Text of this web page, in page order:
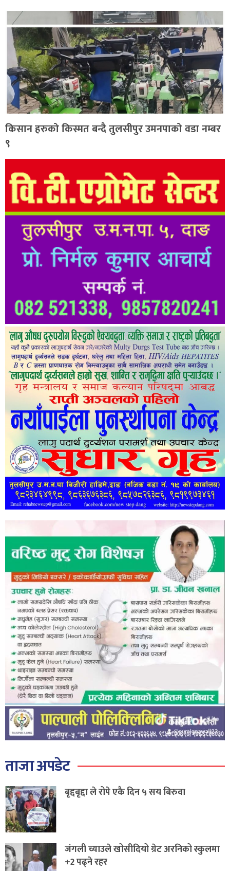
किसान हरुको किस्मत बन्दै तुलसीपुर उमनपाको वडा नम्बर
९
ताजा अपडेट
बृद्दबृद्दा ले रोपे एकै दिन ५ सय बिरुवा
जंगली च्याउले खोसीदियो ग्रेट अरनिको स्कुलमा
+2 पढ्ने रहर